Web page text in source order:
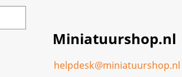
Miniatuurshop.nl
helpdesk@miniatuurshop.nl